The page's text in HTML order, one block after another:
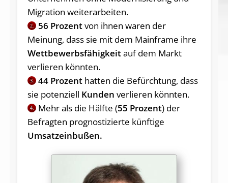
Migration weiterarbeiten.
2. 56 Prozentvon ihnen waren der
Meinung, dass sie mit dem Mainframe ihre
Wettbewerbsfähigkeitauf dem Markt
verlieren könnten.
3. 44 Prozent hatten die Befürchtung, dass
sie potenziell Kunden verlieren könnten.
4. Mehr als die Hälfte (55 Prozent) der
Befragten prognostizierte künftige
Umsatzeinbußen.